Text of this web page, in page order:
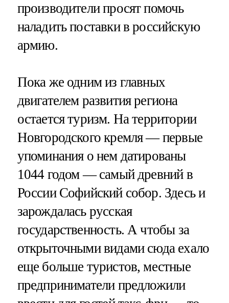
производители просят помочь
наладить поставки в российскую
армию.
Пока же одним из главных
двигателем развития региона
остается туризм. На территории
Новгородского кремля — первые
упоминания о нем датированы
1044 годом — самый древний в
России Софийский собор. Здесь и
зарождалась русская
государственность. А чтобы за
открыточными видами сюда ехало
еще больше туристов, местные
предприниматели предложили